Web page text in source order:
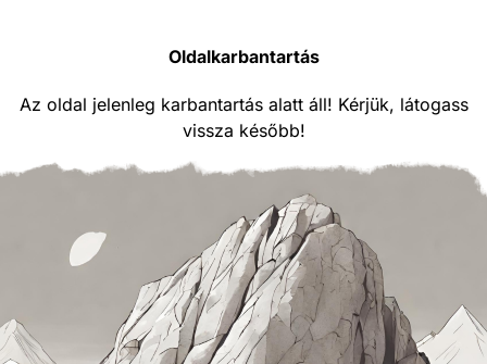
Oldalkarbantartás
Az oldal jelenleg karbantartás alatt áll! Kérjük, látogass
vissza később!